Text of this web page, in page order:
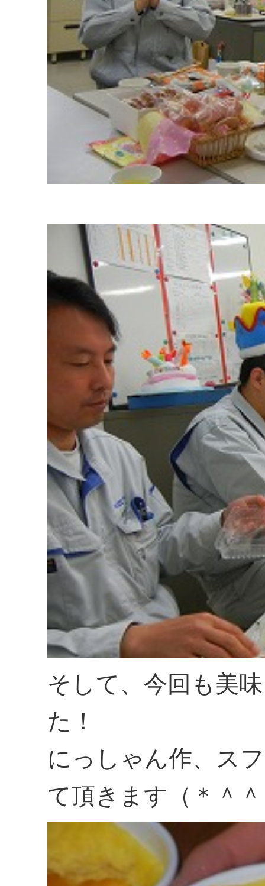
そして、今回も美
た！
にっしゃん作、ス
て頂きます（＊＾